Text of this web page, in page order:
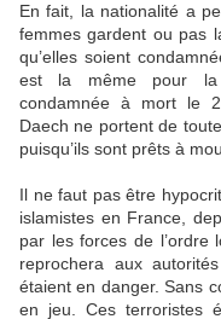
En fait, la nationalité a
femmes gardent ou pas
qu’elles soient
est la même pour la
condamnée à mort le
Daech ne portent de
puisqu’ils sont prêts à
Il ne faut pas être
islamistes en France,
par les forces de l’ordre
reprochera aux
étaient en danger. Sans
en jeu. Ces terroristes